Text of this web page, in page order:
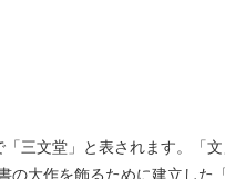
三文堂」と表されます。「
大作を飾るために建立した